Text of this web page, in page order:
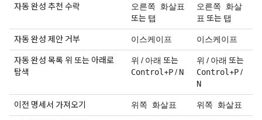
자동 완성 추천 수락 오른쪽 화살표
또는 탭
오른쪽 화살
표 또는 탭
자동 완성 제안 거부 이스케이프 이스케이프
자동 완성 목록 위 또는 아래로
탐색
위 / 아래 또는
Control +P/ N
위 / 아래 또는
Control +P/
N
이전 명세서 가져오기 위쪽 화살표 위쪽 화살표